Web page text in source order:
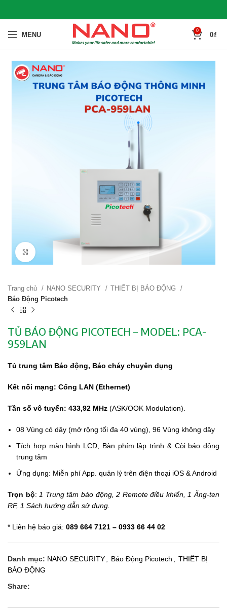
MENU
0
0₫
Click to enlarge
Trang chủ NANO SECURITY
THIẾT BỊ BÁO ĐỘNG
Báo Động Picotech
TỦ BÁO ĐỘNG PICOTECH – MODEL: PCA-
959LAN
Tủ trung tâm Báo động, Báo cháy chuyên dụng
Kết nối mạng: Cổng LAN (Ethernet)
Tần số vô tuyến: 433,92 MHz (ASK/OOK Modulation).
08 Vùng có dây (mở rộng tối đa 40 vùng), 96 Vùng không dây
Tích hợp màn hình LCD, Bàn phím lập trình & Còi báo động
trung tâm
Ứng dụng: Miễn phí App. quản lý trên điện thoại iOS & Android
Trọn bộ: 1 Trung tâm báo động, 2 Remote điều khiển, 1 Ăng-ten
RF, 1 Sách hướng dẫn sử dụng.
* Liên hệ báo giá: 089 664 7121 – 0933 66 44 02
Danh mục: NANO SECURITY Báo Động Picotech
THIẾT BỊ
BÁO ĐỘNG
Share: